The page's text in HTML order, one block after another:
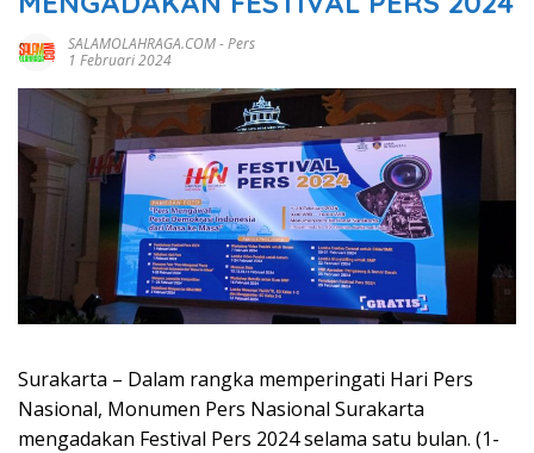
SALAMOLAHRAGA.COM-Pers
1 Februari 2024
Surakarta – Dalam rangka memperingati Hari Pers
Nasional, Monumen Pers Nasional Surakarta
mengadakan Festival Pers 2024 selama satu bulan. (1-